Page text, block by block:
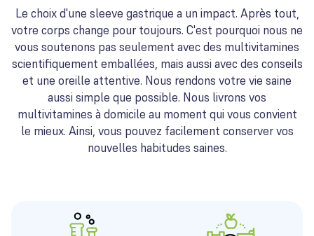
Le choix d'une sleeve gastrique a un impact. Après tout,
votre corps change pour toujours. C'est pourquoi nous ne
vous soutenons pas seulement avec des multivitamines
scientifiquement emballées, mais aussi avec des conseils
et une oreille attentive. Nous rendons votre vie saine
aussi simple que possible. Nous livrons vos
multivitamines à domicile au moment qui vous convient
le mieux. Ainsi, vous pouvez facilement conserver vos
nouvelles habitudes saines.